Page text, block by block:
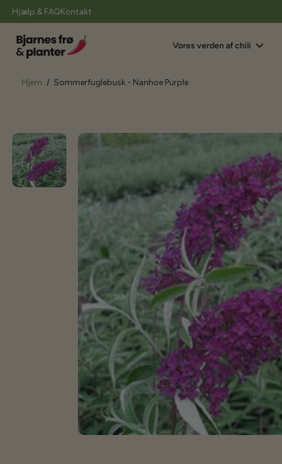
Hjælp & FAQKontakt
Vores verden af chili
Hjem / Sommerfuglebusk - Nanhoe Purple
Gå
til
produktoplysninger